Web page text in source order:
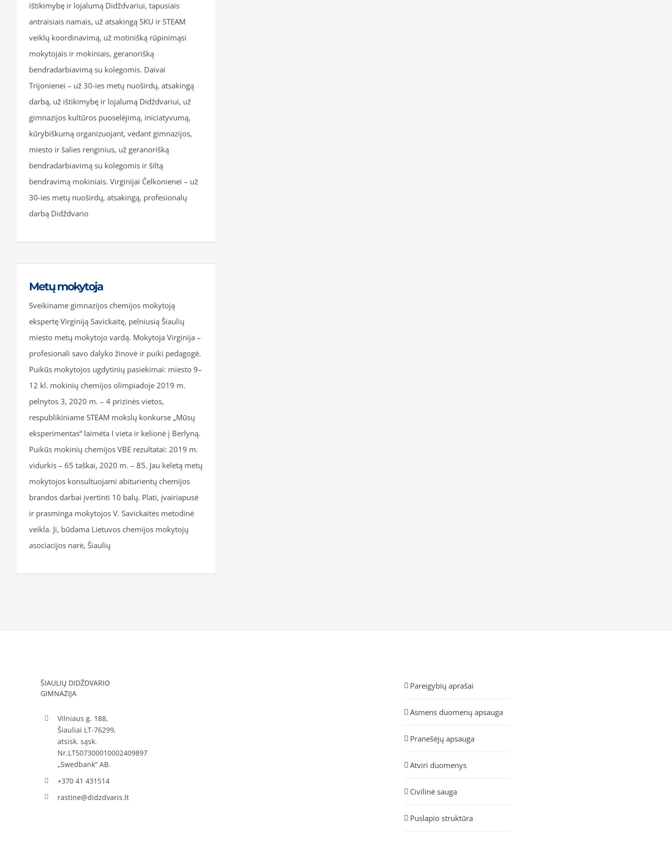
ištikimybę ir lojalumą Didždvariui, tapusiais
antraisiais namais, už atsakingą SKU ir STEAM
veiklų koordinavimą, už motinišką rūpinimąsi
mokytojais ir mokiniais, geranorišką
bendradarbiavimą su kolegomis. Daivai
Trijonienei – už 30-ies metų nuoširdų, atsakingą
darbą, už ištikimybę ir lojalumą Didždvariui, už
gimnazijos kultūros puoselėjimą, iniciatyvumą,
kūrybiškumą organizuojant, vedant gimnazijos,
miesto ir šalies renginius, už geranorišką
bendradarbiavimą su kolegomis ir šiltą
bendravimą mokiniais. Virginijai Čelkonienei – už
30-ies metų nuoširdų, atsakingą, profesionalų
darbą Didždvario
Metų mokytoja
Sveikiname gimnazijos chemijos mokytoją
ekspertę Virginiją Savickaitę, pelniusią Šiaulių
miesto metų mokytojo vardą. Mokytoja Virginija –
profesionali savo dalyko žinovė ir puiki pedagogė.
Puikūs mokytojos ugdytinių pasiekimai: miesto 9–
12 kl. mokinių chemijos olimpiadoje 2019 m.
pelnytos 3, 2020 m. – 4 prizinės vietos,
respublikiniame STEAM mokslų konkurse „Mūsų
eksperimentas“ laimėta I vieta ir kelionė į Berlyną.
Puikūs mokinių chemijos VBE rezultatai: 2019 m.
vidurkis – 65 taškai, 2020 m. – 85. Jau keletą metų
mokytojos konsultuojami abiturientų chemijos
brandos darbai įvertinti 10 balų. Plati, įvairiapusė
ir prasminga mokytojos V. Savickaitės metodinė
veikla. Ji, būdama Lietuvos chemijos mokytojų
asociacijos narė, Šiaulių
ŠIAULIŲ DIDŽDVARIO
GIMNAZIJA
Vilniaus g. 188,
Šiauliai LT-76299,
atsisk. sąsk.
Nr.LT507300010002409897
„Swedbank“ AB.
+370 41 431514
rastine@didzdvaris.lt
Pareigybių aprašai
Asmens duomenų apsauga
Pranešėjų apsauga
Atviri duomenys
Civilinė sauga
Puslapio struktūra